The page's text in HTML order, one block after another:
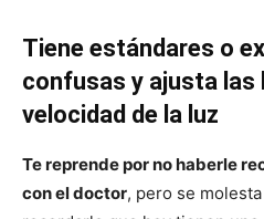
Tiene estándares o
confusas y ajusta las
velocidad de la luz
Te reprende por no haberle
con el doctor, pero se